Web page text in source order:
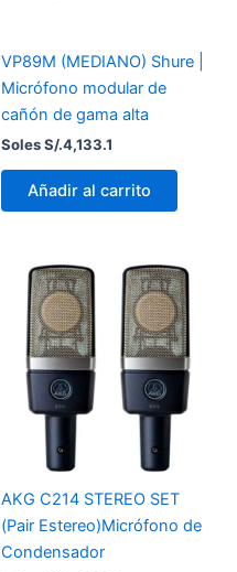
VP89M (MEDIANO) Shure |
Micrófono modular de
cañón de gama alta
Soles S/.4,133.1
Añadir al carrito
AKG C214 STEREO SET
(Pair Estereo)Micrófono de
Condensador